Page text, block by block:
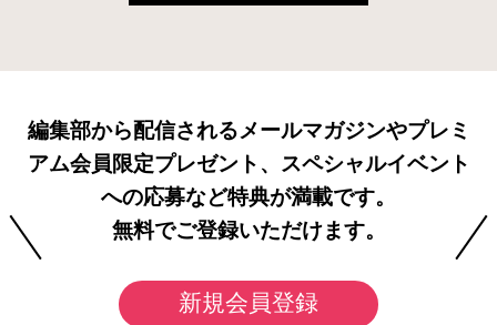
編集部から配信されるメールマガジンやプレミ
アム会員限定プレゼント、スペシャルイベント
への応募など特典が満載です。
無料でご登録いただけます。
新規会員登録